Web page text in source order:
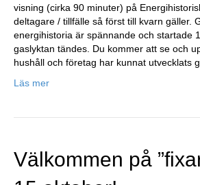
visning (cirka 90 minuter) på
deltagare / tillfälle så först till kvarn gäller.
energihistoria är spännande och startade
gaslyktan tändes. Du kommer att se och
hushåll och företag har kunnat utvecklats
Läs mer
Välkommen på